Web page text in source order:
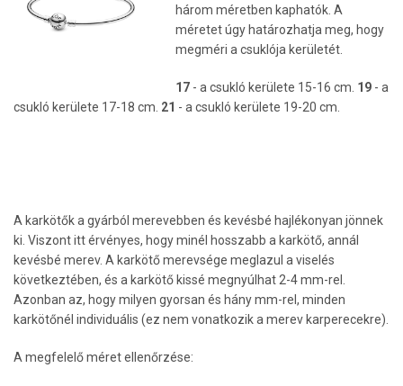
három méretben kaphatók. A
méretet úgy határozhatja meg, hogy
megméri a csuklója kerületét.
17 - a csukló kerülete 15-16 cm. 19 - a
csukló kerülete 17-18 cm. 21 - a csukló kerülete 19-20 cm.
A karkötők a gyárból merevebben és kevésbé hajlékonyan jönnek
ki. Viszont itt érvényes, hogy minél hosszabb a karkötő, annál
kevésbé merev. A karkötő merevsége meglazul a viselés
következtében, és a karkötő kissé megnyúlhat 2-4 mm-rel.
Azonban az, hogy milyen gyorsan és hány mm-rel, minden
karkötőnél individuális (ez nem vonatkozik a merev karperecekre).
A megfelelő méret ellenőrzése: